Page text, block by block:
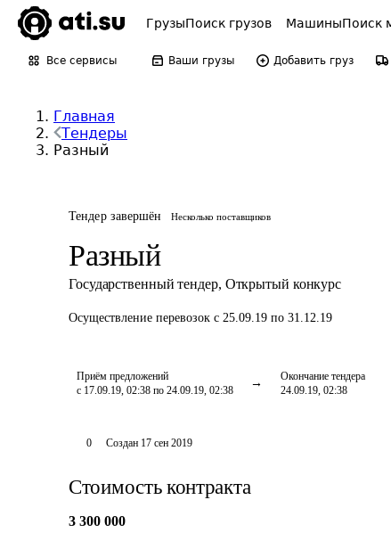
ГрузыПоиск грузов МашиныПоиск
Все сервисы Ваши грузы Добавить груз
Главная
Тендеры
Разный
Тендер завершён Несколько поставщиков
Разный
Государственный тендер, Открытый конкурс
Осуществление перевозок с 25.09.19 по 31.12.19
Приём предложений
с 17.09.19, 02:38 по 24.09.19, 02:38
Окончание тендера
24.09.19, 02:38
0 Создан 17 сен 2019
Стоимость контракта
3 300 000